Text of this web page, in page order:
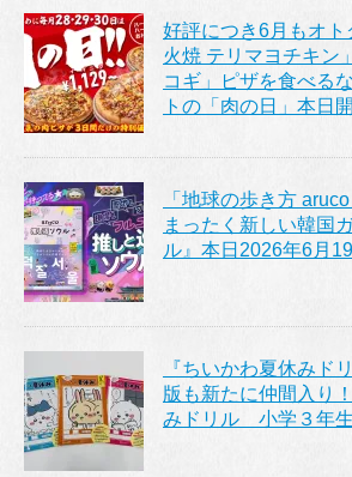
好評につき6月もオ
火焼 テリマヨチキン
コギ」ピザを食べる
トの「肉の日」本日
「地球の歩き方
まったく新しい韓国
ル』本日2026年6月
『ちいかわ夏休みド
版も新たに仲間入り
みドリル 小学３年生